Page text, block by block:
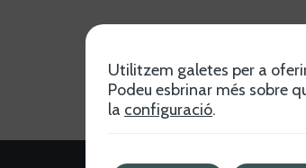
Utilitzem galetes per a
Podeu esbrinar més sobre
la configuració.